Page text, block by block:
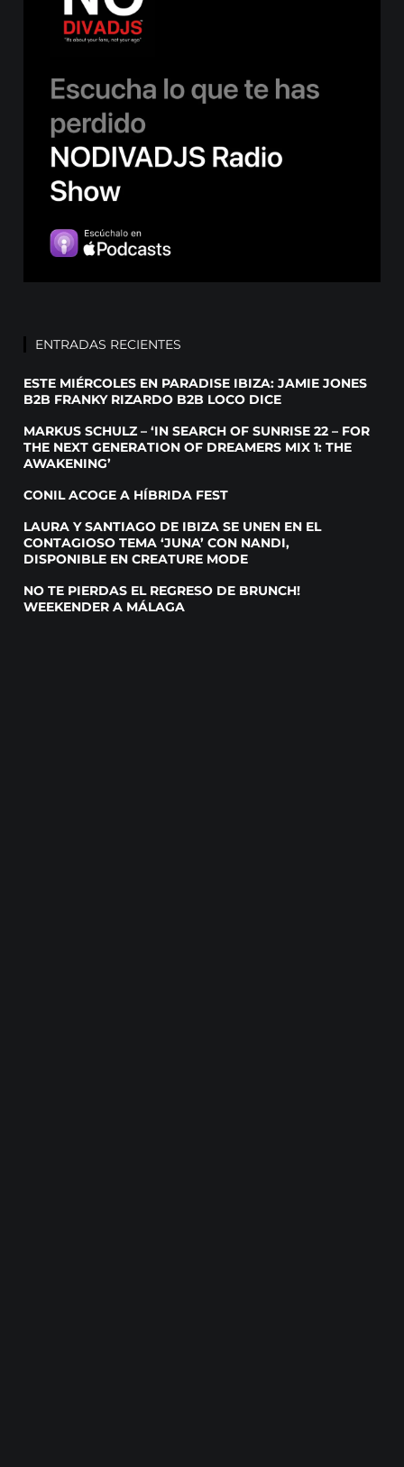
ENTRADAS RECIENTES
ESTE MIÉRCOLES EN PARADISE IBIZA: JAMIE JONES
B2B FRANKY RIZARDO B2B LOCO DICE
MARKUS SCHULZ – ‘IN SEARCH OF SUNRISE 22 – FOR
THE NEXT GENERATION OF DREAMERS MIX 1: THE
AWAKENING’
CONIL ACOGE A HÍBRIDA FEST
LAURA Y SANTIAGO DE IBIZA SE UNEN EN EL
CONTAGIOSO TEMA ‘JUNA’ CON NANDI,
DISPONIBLE EN CREATURE MODE
NO TE PIERDAS EL REGRESO DE BRUNCH!
WEEKENDER A MÁLAGA